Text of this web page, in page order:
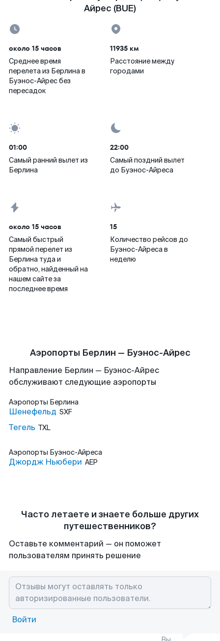
Айрес (BUE)
около 15 часов
Среднее время
перелета из Берлина в
Буэнос-Айрес без
пересадок
11935 км
Расстояние между
городами
01:00
Самый ранний вылет из
Берлина
22:00
Самый поздний вылет
до Буэнос-Айреса
около 15 часов
Самый быстрый
прямой перелет из
Берлина туда и
обратно, найденный на
нашем сайте за
последнее время
15
Количество рейсов до
Буэнос-Айреса в
неделю
Аэропорты Берлин — Буэнос-Айрес
Направление Берлин — Буэнос-Айрес
обслуживают следующие аэропорты
Аэропорты Берлина
Шенефельд SXF
Тегель TXL
Аэропорты Буэнос-Айреса
Джордж Ньюбери AEP
Часто летаете и знаете больше других
путешественников?
Оставьте комментарий — он поможет
пользователям принять решение
Войти